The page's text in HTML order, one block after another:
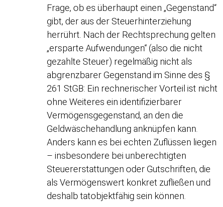
Frage, ob es überhaupt einen „Gegenstand“
gibt, der aus der Steuerhinterziehung
herrührt. Nach der Rechtsprechung gelten
„ersparte Aufwendungen“ (also die nicht
gezahlte Steuer) regelmäßig nicht als
abgrenzbarer Gegenstand im Sinne des §
261 StGB: Ein rechnerischer Vorteil ist nicht
ohne Weiteres ein identifizierbarer
Vermögensgegenstand, an den die
Geldwäschehandlung anknüpfen kann.
Anders kann es bei echten Zuflüssen liegen
– insbesondere bei unberechtigten
Steuererstattungen oder Gutschriften, die
als Vermögenswert konkret zufließen und
deshalb tatobjektfähig sein können.